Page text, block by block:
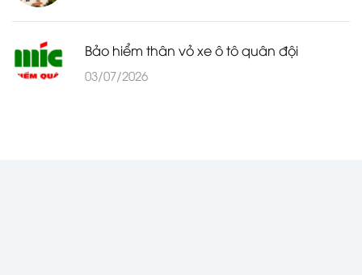
Bảo hiểm thân vỏ xe ô tô quân đội
03/07/2026